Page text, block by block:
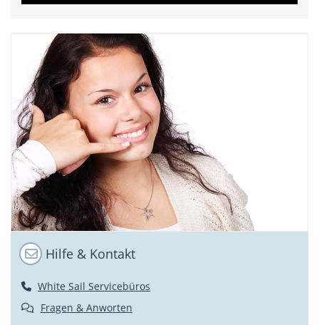
Hilfe & Kontakt
White Sail Servicebüros
Fragen & Anworten